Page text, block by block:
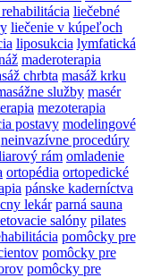
liečebné
liečenie v kúpeľoch
liposukcia lymfatická
maderoterapia
chrbta masáž krku
služby masér
mezoterapia
postavy modelingové
neinvazívne procedúry
rám omladenie
ortopédia ortopedické
pánske kaderníctva
lekár parná sauna
salóny pilates
pomôcky pre
pomôcky pre
pomôcky pre